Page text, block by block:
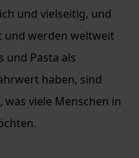
und vielseitig, und
und werden weltweit
und Pasta als
haben, sind
viele Menschen in